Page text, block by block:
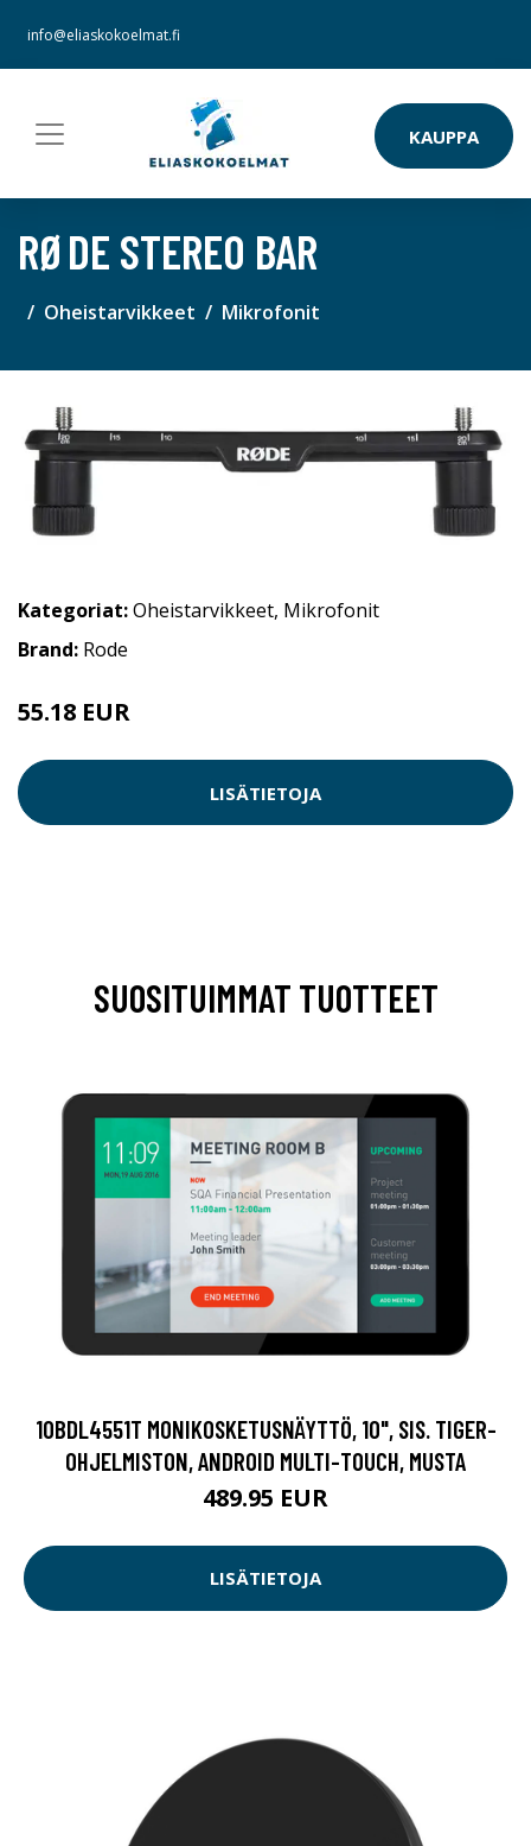
info@eliaskokoelmat.fi
KAUPPA
RØDE STEREO BAR
Oheistarvikkeet Mikrofonit
Kategoriat:Oheistarvikkeet, Mikrofonit
Brand: Rode
55.18 EUR
LISÄTIETOJA
SUOSITUIMMAT TUOTTEET
10BDL4551T MONIKOSKETUSNÄYTTÖ, 10", SIS. TIGER-
OHJELMISTON, ANDROID MULTI-TOUCH, MUSTA
489.95 EUR
LISÄTIETOJA